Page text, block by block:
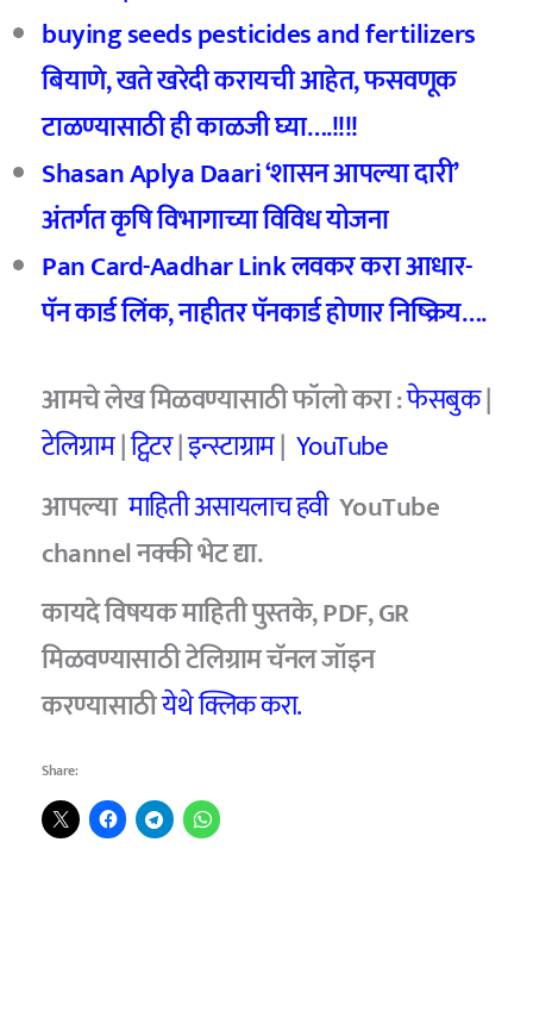
buying seeds pesticides and fertilizers
बियाणे, खते खरेदी करायची आहेत, फसवणूक
टाळण्यासाठी ही काळजी घ्या….!!!!
Shasan Aplya Daari ‘शासन आपल्या दारी’
अंतर्गत कृषि विभागाच्या विविध योजना
Pan Card-Aadhar Link लवकर करा आधार-
पॅन कार्ड लिंक, नाहीतर पॅनकार्ड होणार निष्क्रिय….
आमचे लेख मिळवण्यासाठी फॉलो करा :फेसबुक|
टेलिग्राम|ट्विटर|इन्स्टाग्राम| YouTube
आपल्यामाहिती असायलाच हवी YouTube
channel नक्की भेट द्या.
कायदे विषयक माहिती पुस्तके, PDF, GR
मिळवण्यासाठी टेलिग्राम चॅनल जॉइन
करण्यासाठीयेथे क्लिक करा.
Share: